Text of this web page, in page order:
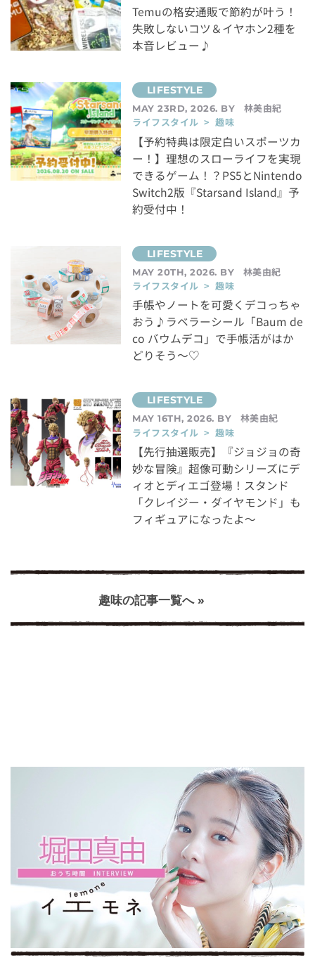
Temuの格安通販で節約が叶う！
失敗しないコツ＆イヤホン2種を
本音レビュー♪
MAY 23RD, 2026. BY
林美由紀
ライフスタイル > 趣味
【予約特典は限定白いスポーツカ
ー！】理想のスローライフを実現
できるゲーム！？PS5とNintendo
Switch2版『Starsand Island』予
約受付中！
MAY 20TH, 2026. BY
林美由紀
ライフスタイル > 趣味
手帳やノートを可愛くデコっちゃ
おう♪ラベラーシール「Baum de
co バウムデコ」で手帳活がはか
どりそう～♡
MAY 16TH, 2026. BY
林美由紀
ライフスタイル > 趣味
【先行抽選販売】『ジョジョの奇
妙な冒険』超像可動シリーズにデ
ィオとディエゴ登場！スタンド
「クレイジー・ダイヤモンド」も
フィギュアになったよ～
趣味の記事一覧へ »